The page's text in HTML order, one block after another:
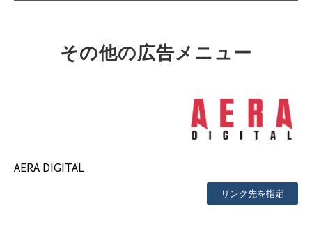
その他の広告メニュー
AERA DIGITAL
リンク先を指定